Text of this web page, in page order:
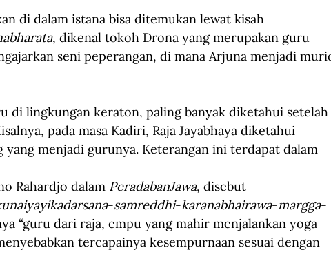
di dalam istana bisa ditemukan lewat kisah
, dikenal tokoh Drona yang merupakan guru
seni peperangan, di mana Arjuna menjadi
di lingkungan keraton, paling banyak diketahui setelah
pada masa Kadiri, Raja Jayabhaya diketahui
menjadi gurunya. Keterangan ini terdapat dalam
Rahardjo dalam PeradabanJawa, disebut
-samreddhi-karanabhairawa-margga-
“guru dari raja, empu yang mahir menjalankan yoga
tercapainya kesempurnaan sesuai dengan